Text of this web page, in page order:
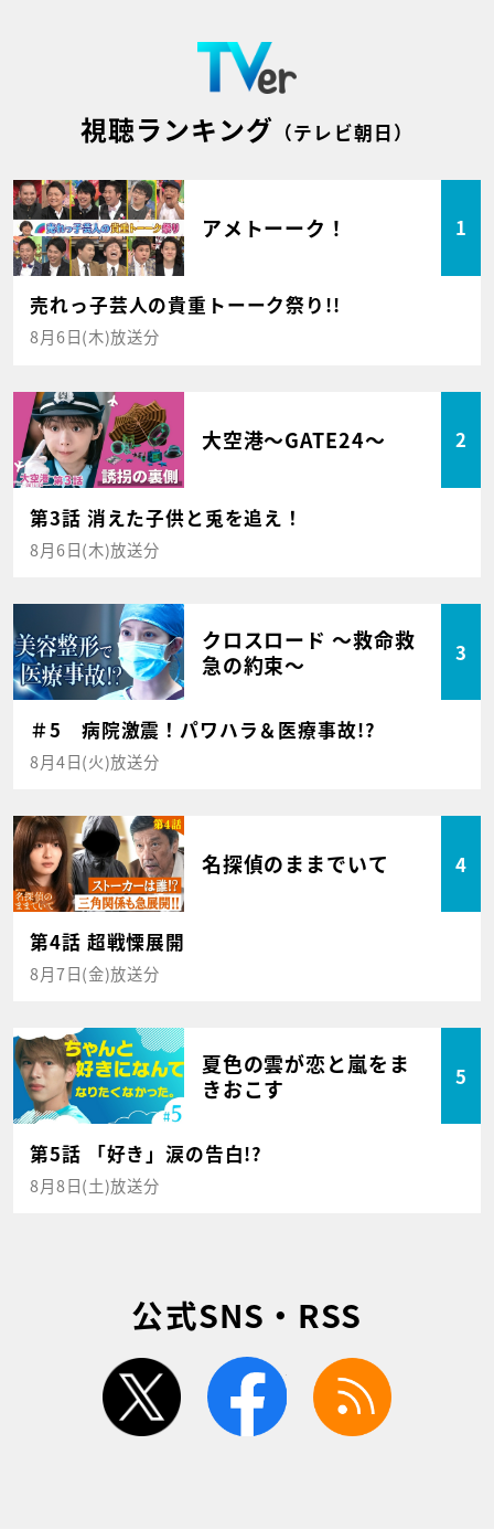
視聴ランキング （テレビ朝日）
アメトーーク！ 1
売れっ子芸人の貴重トーーク祭り!!
8月6日(木)放送分
大空港～GATE24～ 2
第3話 消えた子供と兎を追え！
8月6日(木)放送分
クロスロード ～救命救
急の約束～
3
＃5 病院激震！パワハラ＆医療事故!?
8月4日(火)放送分
名探偵のままでいて 4
第4話 超戦慄展開
8月7日(金)放送分
夏色の雲が恋と嵐をま
きおこす
5
第5話 「好き」涙の告白!?
8月8日(土)放送分
公式SNS・RSS
twitter facebook